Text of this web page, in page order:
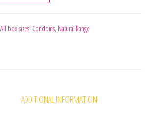
All box sizes, Condoms, Natural Range
ADDITIONAL INFORMATION